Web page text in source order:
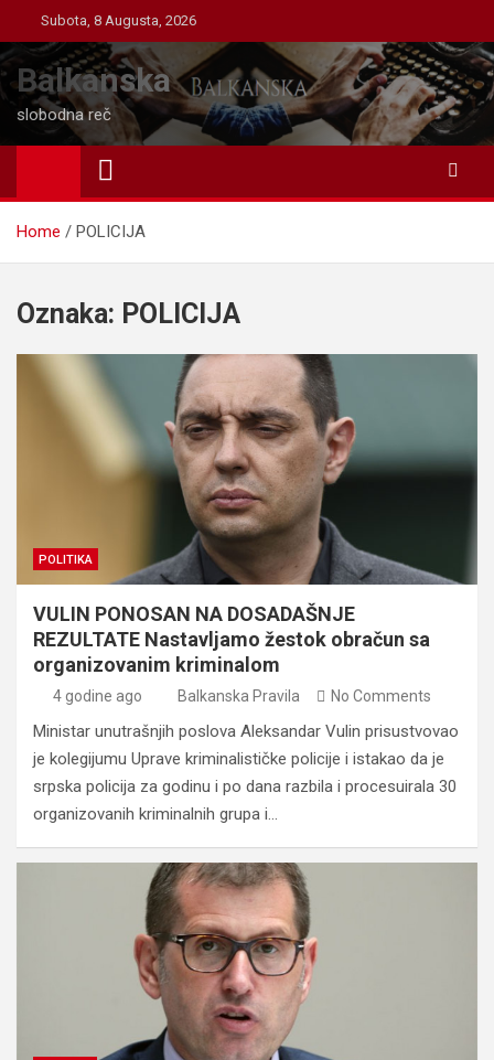
to
content
Subota, 8 Augusta, 2026
Balkanska
slobodna reč
Home POLICIJA
Oznaka: POLICIJA
POLITIKA
VULIN PONOSAN NA DOSADAŠNJE
REZULTATE Nastavljamo žestok obračun sa
organizovanim kriminalom
4 godine ago Balkanska Pravila No Comments
Ministar unutrašnjih poslova Aleksandar Vulin prisustvovao
je kolegijumu Uprave kriminalističke policije i istakao da je
srpska policija za godinu i po dana razbila i procesuirala 30
organizovanih kriminalnih grupa i…